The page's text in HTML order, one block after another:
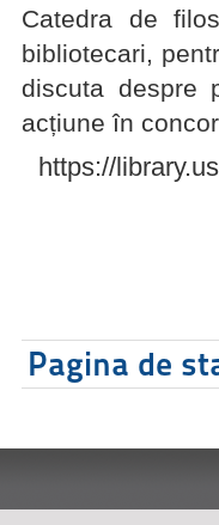
Catedra de
bibliotecari,
discuta despre
acțiune în
https://
Pagina de